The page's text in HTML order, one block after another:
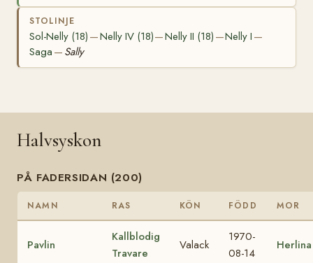
STOLINJE
Sol-Nelly (18) —Nelly IV (18)—Nelly II (18) —Nelly I —
Saga — Sally
Halvsyskon
PÅ FADERSIDAN (200)
NAMN RAS KÖN FÖDD MOR
Pavlin
Kallblodig
Travare
Valack
1970-
08-14
Herlina